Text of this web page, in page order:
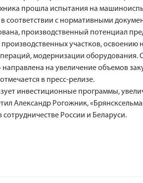
прошла испытания на
соответствии с нормативными
производственный потенциал
участков,
модернизации оборудования.
на увеличение объемов
в пресс-релизе.
инвестиционные программы,
Александр Рогожник,
России и Беларуси.